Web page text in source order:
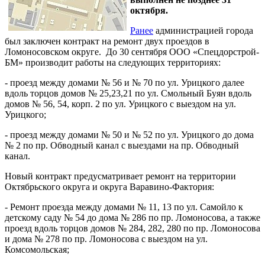
октября.
Ранее администрацией города
был заключен контракт на ремонт двух проездов в
Ломоносовском округе. До 30 сентября ООО «Спецдорстрой-
БМ» производит работы на следующих территориях:
- проезд между домами № 56 и № 70 по ул. Урицкого далее
вдоль торцов домов № 25,23,21 по ул. Смольный Буян вдоль
домов № 56, 54, корп. 2 по ул. Урицкого с выездом на ул.
Урицкого;
- проезд между домами № 50 и № 52 по ул. Урицкого до дома
№ 2 по пр. Обводный канал с выездами на пр. Обводный
канал.
Новый контракт предусматривает ремонт на территории
Октябрьского округа и округа Варавино-Фактория:
- Ремонт проезда между домами № 11, 13 по ул. Самойло к
детскому саду № 54 до дома № 286 по пр. Ломоносова, а также
проезд вдоль торцов домов № 284, 282, 280 по пр. Ломоносова
и дома № 278 по пр. Ломоносова с выездом на ул.
Комсомольская;